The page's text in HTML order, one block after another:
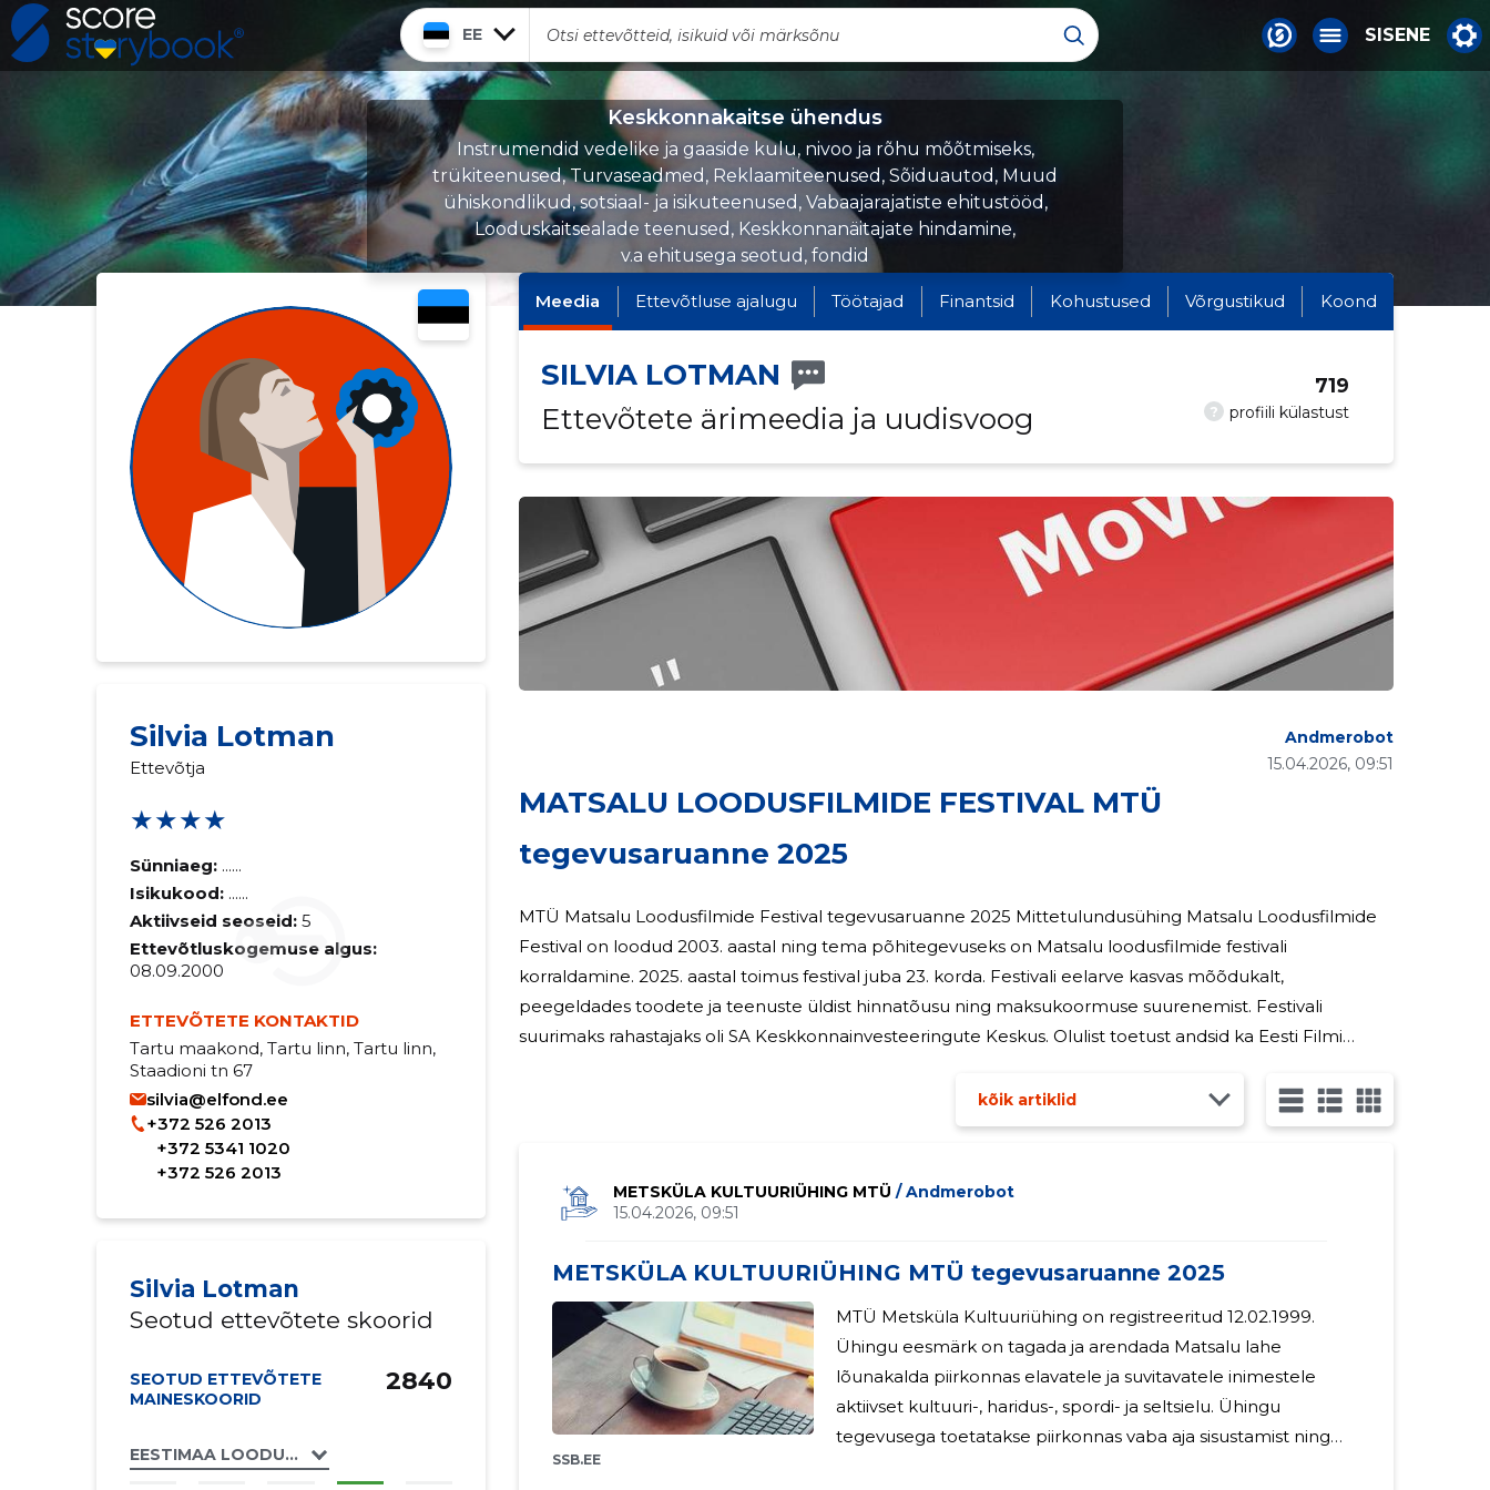
EE SISENE
Keskkonnakaitse ühendus
Instrumendid vedelike ja gaaside kulu, nivoo ja rõhu mõõtmiseks,
trükiteenused, Turvaseadmed, Reklaamiteenused, Sõiduautod, Muud
ühiskondlikud, sotsiaal- ja isikuteenused, Vabaajarajatiste ehitustööd,
Looduskaitsealade teenused, Keskkonnanäitajate hindamine,
v.a ehitusega seotud, fondid
Silvia Lotman
Ettevõtja
★★★★
Sünniaeg: ......
Isikukood: ......
Aktiivseid seoseid: 5
Ettevõtluskogemuse algus:
08.09.2000
ETTEVÕTETE KONTAKTID
Tartu maakond, Tartu linn, Tartu linn,
Staadioni tn 67
silvia@elfond.ee
+372 526 2013
+372 5341 1020
+372 526 2013
Silvia Lotman
Seotud ettevõtete skoorid
SEOTUD ETTEVÕTETE
MAINESKOORID
EESTIMAA LOODUSE FOND SA
2840
Meedia Ettevõtluse ajalugu Töötajad Finantsid Kohustused Võrgustikud Koond
SILVIA LOTMAN
Ettevõtete ärimeedia ja uudisvoog
? profiili külastust
719
MATSALU LOODUSFILMIDE FESTIVAL MTÜ
tegevusaruanne 2025
15.04.2026, 09:51
Andmerobot
MTÜ Matsalu Loodusfilmide Festival tegevusaruanne 2025 Mittetulundusühing Matsalu Loodusfilmide
Festival on loodud 2003. aastal ning tema põhitegevuseks on Matsalu loodusfilmide festivali
korraldamine. 2025. aastal toimus festival juba 23. korda. Festivali eelarve kasvas mõõdukalt,
peegeldades toodete ja teenuste üldist hinnatõusu ning maksukoormuse suurenemist. Festivali
suurimaks rahastajaks oli SA Keskkonnainvesteeringute Keskus. Olulist toetust andsid ka Eesti Filmi
kõik artiklid
METSKÜLA KULTUURIÜHING MTÜ / Andmerobot
15.04.2026, 09:51
METSKÜLA KULTUURIÜHING MTÜ tegevusaruanne 2025
SSB.EE
MTÜ Metsküla Kultuuriühing on registreeritud 12.02.1999.
Ühingu eesmärk on tagada ja arendada Matsalu lahe
lõunakalda piirkonnas elavatele ja suvitavatele inimestele
aktiivset kultuuri-, haridus-, spordi- ja seltsielu. Ühingu
tegevusega toetatakse piirkonnas vaba aja sisustamist ning